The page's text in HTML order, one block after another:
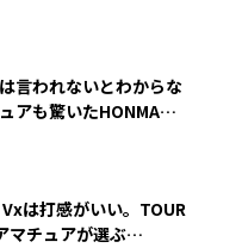
言われないとわからな
アも驚いたHONMA
Vxは打感がいい。TOUR
マチュアが選ぶ